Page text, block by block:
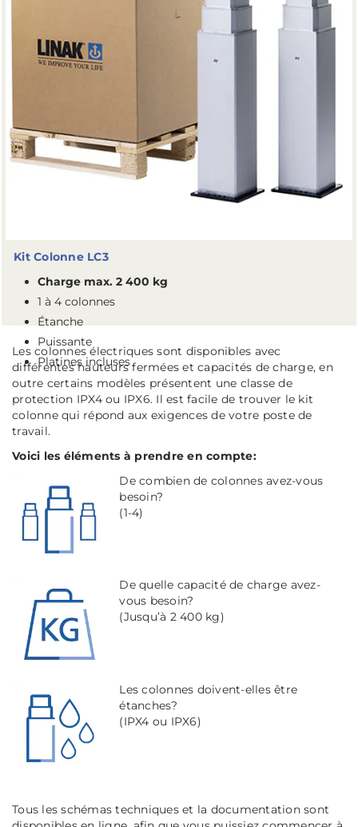
Kit Colonne LC3
Charge max. 2 400 kg
1 à 4 colonnes
Étanche
Puissante
Platines incluses
Les colonnes électriques sont disponibles avec
différentes hauteurs fermées et capacités de charge, en
outre certains modèles présentent une classe de
protection IPX4 ou IPX6. Il est facile de trouver le kit
colonne qui répond aux exigences de votre poste de
travail.
Voici les éléments à prendre en compte:
De combien de colonnes avez-vous
besoin?
(1-4)
De quelle capacité de charge avez-
vous besoin?
(Jusqu’à 2 400 kg)
Les colonnes doivent-elles être
étanches?
(IPX4 ou IPX6)
Tous les schémas techniques et la documentation sont